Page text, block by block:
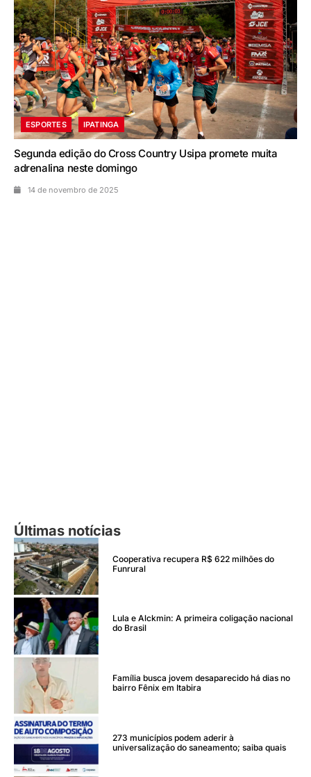
ESPORTES IPATINGA
Segunda edição do Cross Country Usipa promete muita
adrenalina neste domingo
14 de novembro de 2025
Últimas notícias
Cooperativa recupera R$ 622 milhões do
Funrural
Lula e Alckmin: A primeira coligação nacional
do Brasil
Família busca jovem desaparecido há dias no
bairro Fênix em Itabira
273 municípios podem aderir à
universalização do saneamento; saiba quais